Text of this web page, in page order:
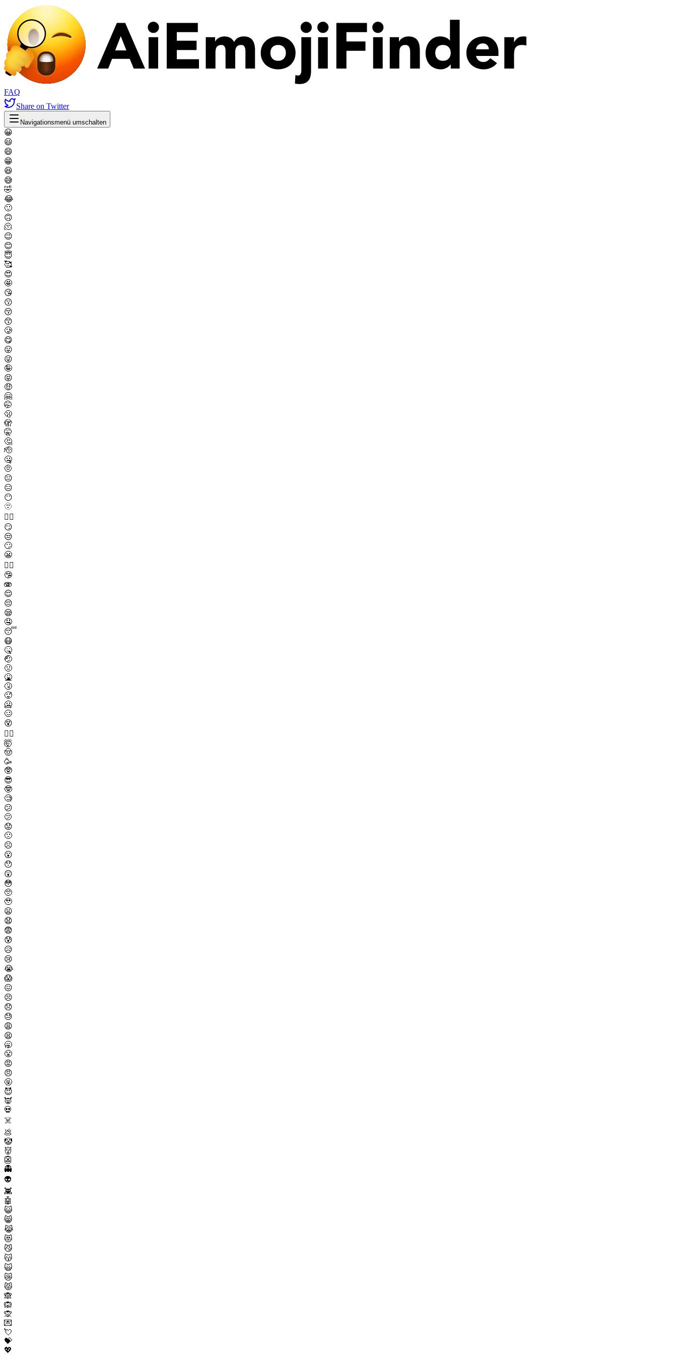
FAQ
Share on Twitter
Navigationsmenü umschalten
😀
😃
😄
😁
😆
😅
🤣
😂
🙂
🙃
🫠
😉
😊
😇
🥰
😍
🤩
😘
😗
😚
😙
🥲
😋
😛
😜
🤪
😝
🤑
🤗
🤭
🫢
🫣
🤫
🤔
🫡
🤐
🤨
😐
😑
😶
🫥
😶‍🌫️
😏
😒
🙄
😬
😮‍💨
🤥
🫨
😌
😔
😪
🤤
😴
😷
🤒
🤕
🤢
🤮
🤧
🥵
🥶
🥴
😵
😵‍💫
🤯
🤠
🥳
🥸
😎
🤓
🧐
😕
🫤
😟
🙁
☹️
😮
😯
😲
😳
🥺
🥹
😦
😧
😨
😰
😥
😢
😭
😱
😖
😣
😞
😓
😩
😫
🥱
😤
😡
😠
🤬
😈
👿
💀
☠️
💩
🤡
👹
👺
👻
👽
👾
🤖
😺
😸
😹
😻
😼
😽
🙀
😿
😾
🙈
🙉
🙊
💌
💘
💝
💖